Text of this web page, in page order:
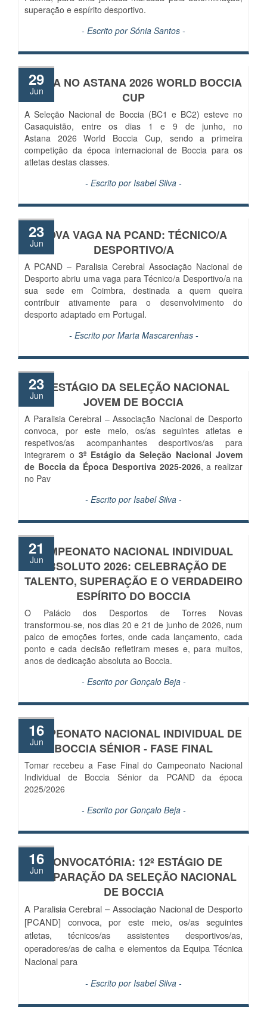
superação e espírito desportivo.
- Escrito porSónia Santos -
PRATA NO ASTANA 2026 WORLD BOCCIA
CUP
29
Jun
A Seleção Nacional de Boccia (BC1 e BC2) esteve no
Casaquistão, entre os dias 1 e 9 de junho, no
Astana 2026 World Boccia Cup, sendo a primeira
competição da época internacional de Boccia para os
atletas destas classes.
- Escrito porIsabel Silva -
NOVA VAGA NA PCAND: TÉCNICO/A
DESPORTIVO/A
23
Jun
A PCAND – Paralisia Cerebral Associação Nacional de
Desporto abriu uma vaga para Técnico/a Desportivo/a na
sua sede em Coimbra, destinada a quem queira
contribuir ativamente para o desenvolvimento do
desporto adaptado em Portugal.
- Escrito porMarta Mascarenhas-
3º ESTÁGIO DA SELEÇÃO NACIONAL
JOVEM DE BOCCIA
23
Jun
A Paralisia Cerebral – Associação Nacional de Desporto
convoca, por este meio, os/as seguintes atletas e
respetivos/as acompanhantes desportivos/as para
integrarem o 3º Estágio da Seleção Nacional Jovem
de Boccia da Época Desportiva 2025-2026, a realizar
no Pav
- Escrito porIsabel Silva -
CAMPEONATO NACIONAL INDIVIDUAL
ABSOLUTO 2026: CELEBRAÇÃO DE
TALENTO, SUPERAÇÃO E O VERDADEIRO
ESPÍRITO DO BOCCIA
21
Jun
O Palácio dos Desportos de Torres Novas
transformou‑se, nos dias 20 e 21 de junho de 2026, num
palco de emoções fortes, onde cada lançamento, cada
ponto e cada decisão refletiram meses e, para muitos,
anos de dedicação absoluta ao Boccia.
- Escrito porGonçalo Beja-
CAMPEONATO NACIONAL INDIVIDUAL DE
BOCCIA SÉNIOR - FASE FINAL
16
Jun
Tomar recebeu a Fase Final do Campeonato Nacional
Individual de Boccia Sénior da PCAND da época
2025/2026
- Escrito porGonçalo Beja-
CONVOCATÓRIA: 12º ESTÁGIO DE
PREPARAÇÃO DA SELEÇÃO NACIONAL
DE BOCCIA
16
Jun
A Paralisia Cerebral – Associação Nacional de Desporto
[PCAND] convoca, por este meio, os/as seguintes
atletas, técnicos/as assistentes desportivos/as,
operadores/as de calha e elementos da Equipa Técnica
Nacional para
- Escrito porIsabel Silva -